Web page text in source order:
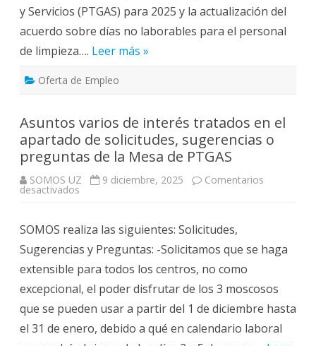
y Servicios (PTGAS) para 2025 y la actualización del
acuerdo sobre días no laborables para el personal
de limpieza…. Leer más »
Oferta de Empleo
Asuntos varios de interés tratados en el
apartado de solicitudes, sugerencias o
preguntas de la Mesa de PTGAS
SOMOS UZ 9 diciembre, 2025 Comentarios
desactivados
interés
tratados
en
el
apartado
de
solicitudes,
sugerencias
o
preguntas
de
la
SOMOS realiza las siguientes: Solicitudes,
Sugerencias y Preguntas: -Solicitamos que se haga
extensible para todos los centros, no como
excepcional, el poder disfrutar de los 3 moscosos
que se pueden usar a partir del 1 de diciembre hasta
el 31 de enero, debido a qué en calendario laboral